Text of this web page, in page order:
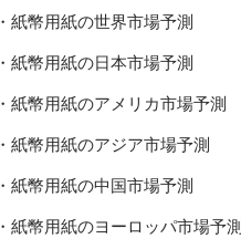
・紙幣用紙の世界市場予測
・紙幣用紙の日本市場予測
・紙幣用紙のアメリカ市場予測
・紙幣用紙のアジア市場予測
・紙幣用紙の中国市場予測
・紙幣用紙のヨーロッパ市場予測